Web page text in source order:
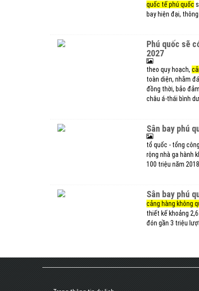
quốc tế phú quốc
bay hiện đại,
phú quốc sẽ có cảng hàng không quốc tế hiện đại trước thềm apec
2027
theo quy hoạch,
toàn diện, nhằm
đồng thời, bảo
châu á-thái bình
sân bay phú
tổ quốc - tổng
rộng nhà ga hành
100 triệu năm
sân bay phú
cảng hàng không
thiết kế khoảng
đón gần 3 triệu